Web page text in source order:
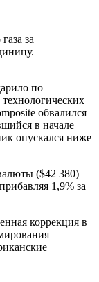
за
по
обвалился
в начале
опускался ниже
($42 380)
1,9% за
коррекция в